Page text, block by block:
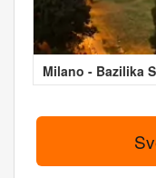
Milano - Bazilika